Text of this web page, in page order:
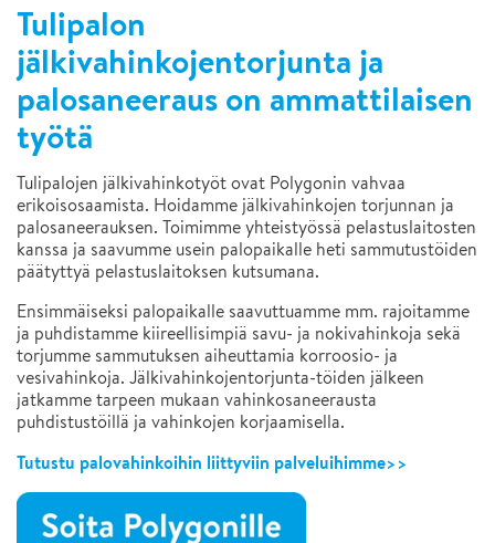
Tulipalon
jälkivahinkojentorjunta ja
palosaneeraus on ammattilaisen
työtä
Tulipalojen jälkivahinkotyöt ovat Polygonin vahvaa
erikoisosaamista. Hoidamme jälkivahinkojen torjunnan ja
palosaneerauksen. Toimimme yhteistyössä pelastuslaitosten
kanssa ja saavumme usein palopaikalle heti sammutustöiden
päätyttyä pelastuslaitoksen kutsumana.
Ensimmäiseksi palopaikalle saavuttuamme mm. rajoitamme
ja puhdistamme kiireellisimpiä savu- ja nokivahinkoja sekä
torjumme sammutuksen aiheuttamia korroosio- ja
vesivahinkoja. Jälkivahinkojentorjunta-töiden jälkeen
jatkamme tarpeen mukaan vahinkosaneerausta
puhdistustöillä ja vahinkojen korjaamisella.
Tutustu palovahinkoihin liittyviin palveluihimme>>